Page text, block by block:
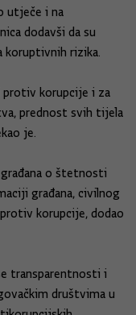
utječe i na
dodavši da su
koruptivnih rizika.
protiv korupcije i za
prednost svih tijela
je.
o štetnosti
građana, civilnog
korupcije, dodao
transparentnosti i
društvima u